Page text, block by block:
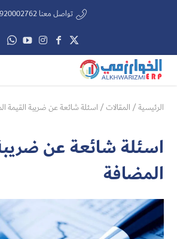
تواصل معنا 920002762
الرئيسية/ المقالات/ اسئلة شائعة عن ضريبة القيمة
اسئلة شائعة عن
المضافة